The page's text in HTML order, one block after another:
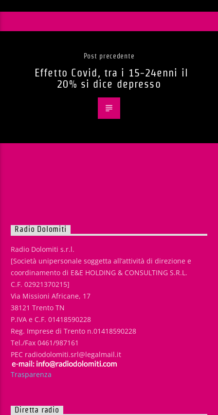
Post precedente
Effetto Covid, tra i 15-24enni il
20% si dice depresso
Radio Dolomiti
Radio Dolomiti s.r.l.
[Società unipersonale soggetta all’attività di direzione e
coordinamento di E&E HOLDING & CONSULTING S.R.L.
C.F. 02921370215]
Via Missioni Africane, 17
38121 Trento TN
P.IVA e C.F. 01418590228
Reg. Imprese di Trento n.01418590228
Tel./Fax 0461/987161
PEC radiodolomiti.srl@legalmail.it
Trasparenza
Diretta radio